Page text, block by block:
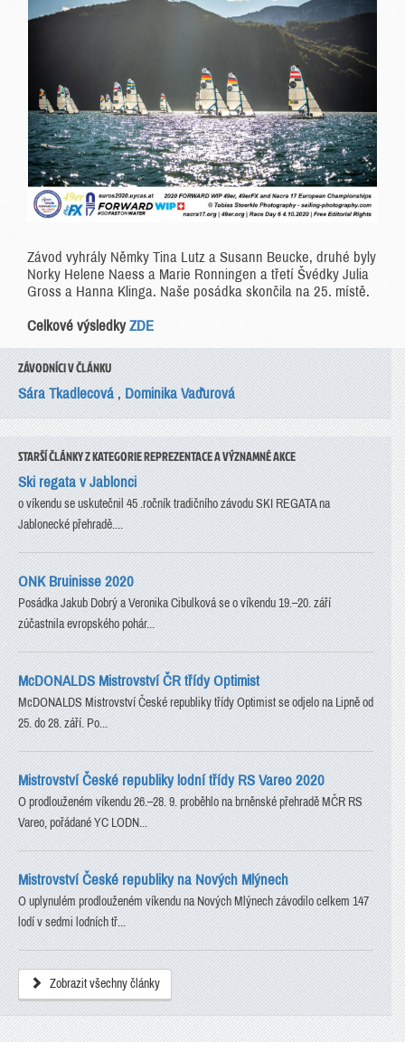
Závod vyhrály Němky Tina Lutz a Susann Beucke, druhé byly
Norky Helene Naess a Marie Ronningen a třetí Švédky Julia
Gross a Hanna Klinga. Naše posádka skončila na 25. místě.
Celkové výsledkyZDE
ZÁVODNÍCI V ČLÁNKU
Sára Tkadlecová,Dominika Vaďurová
STARŠÍ ČLÁNKY Z KATEGORIE REPREZENTACE A VÝZNAMNÉ AKCE
Ski regata v Jablonci
o víkendu se uskutečnil 45 .ročník tradičního závodu SKI REGATA na
Jablonecké přehradě....
ONK Bruinisse 2020
Posádka Jakub Dobrý a Veronika Cibulková se o víkendu 19.–20. září
zúčastnila evropského pohár...
McDONALDS Mistrovství ČR třídy Optimist
McDONALDS Mistrovství České republiky třídy Optimist se odjelo na Lipně od
25. do 28. září. Po...
Mistrovství České republiky lodní třídy RS Vareo 2020
O prodlouženém víkendu 26.–28. 9. proběhlo na brněnské přehradě MČR RS
Vareo, pořádané YC LODN...
Mistrovství České republiky na Nových Mlýnech
O uplynulém prodlouženém víkendu na Nových Mlýnech závodilo celkem 147
lodí v sedmi lodních tř...
Zobrazit všechny články